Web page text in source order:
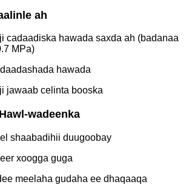
ah
cadaadiska hawada saxda ah (badanaa
MPa)
hawada
jawaab celinta booska
wadeenka
shaabadihii duugoobay
xoogga guga
meelaha gudaha ee dhaqaaqa